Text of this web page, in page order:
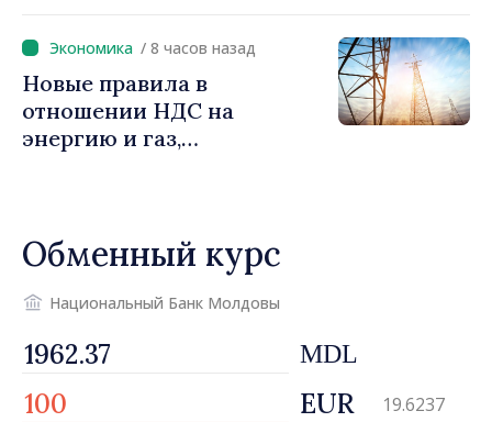
/ 8 часов назад
Новые правила в
отношении НДС на
энергию и газ,
Обменный курс
Национальный Банк Молдовы
MDL
EUR 19.6237